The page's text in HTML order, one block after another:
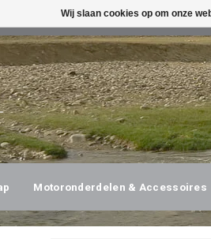
DESKUNDIG ADVIES,
Motoronderdelen & Accessoires
Wij slaan cookies op om onze